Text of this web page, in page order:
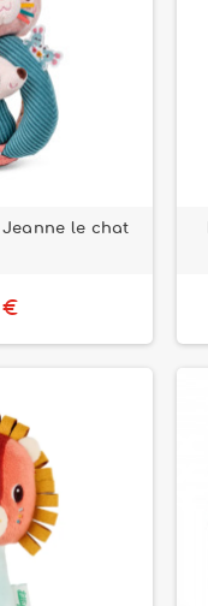
le chat
€